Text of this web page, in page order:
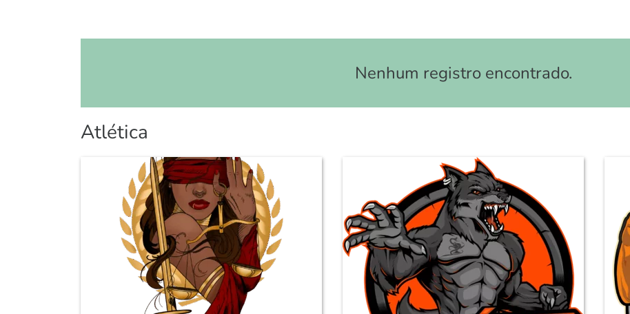
Nenhum registro encontrado.
Atlética